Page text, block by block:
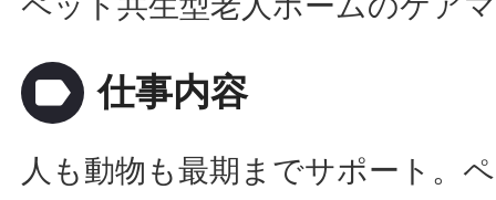
label 仕事内容
人も動物も最期までサポート。